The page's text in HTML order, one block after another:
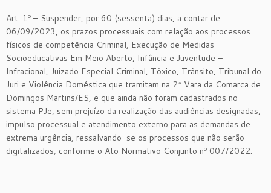
Art. 1º – Suspender, por 60 (sessenta) dias, a contar de
06/09/2023, os prazos processuais com relação aos processos
físicos de competência Criminal, Execução de Medidas
Socioeducativas Em Meio Aberto, Infância e Juventude –
Infracional, Juizado Especial Criminal, Tóxico, Trânsito, Tribunal do
Juri e Violência Doméstica que tramitam na 2ª Vara da Comarca de
Domingos Martins/ES, e que ainda não foram cadastrados no
sistema PJe, sem prejuízo da realização das audiências designadas,
impulso processual e atendimento externo para as demandas de
extrema urgência, ressalvando-se os processos que não serão
digitalizados, conforme o Ato Normativo Conjunto nº 007/2022.